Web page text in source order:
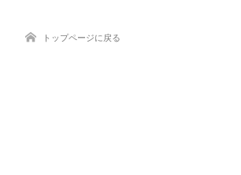
トップページに戻る